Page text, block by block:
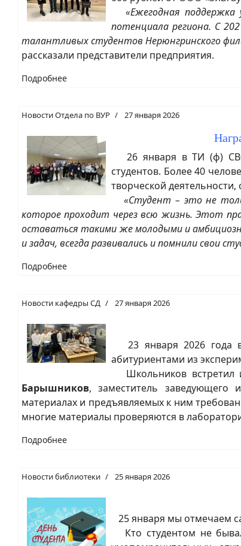
«Ежегодная
потенциала региона. С
талантливых студентов Нерюнгринского
рассказали представители предприятия.
Подробнее
Новости Отдела по ВУР 27 января 2026
26 января в ТИ (ф)
студентов. Более 40
творческой
«Студент – это не
которое проходит через всю жизнь. Этот
оставаться такими же молодыми и
и задач, всегда развивались и помнили свои
Подробнее
Новости кафедры СД 27 января 2026
23 января 2026 года
абитуриентами из
Школьников встретил
Барышников, заместитель заведующего
материалах и предъявляемых к ним
многие материалы проверяются в
Подробнее
Новости библиотеки 25 января 2026
25 января мы отмечаем
Кто студентом не